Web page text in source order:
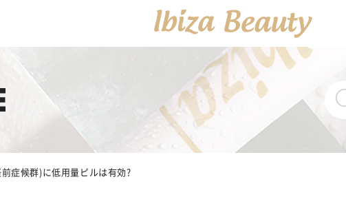
ンドコンセプト PRODUCTS
症候群)に低用量ピルは有効?